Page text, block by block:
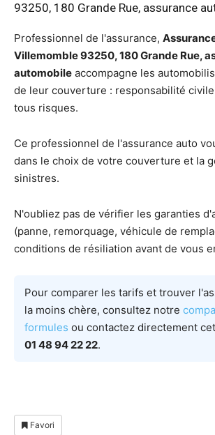
93250, 180 Grande Rue, assurance
Professionnel de l'assurance,
Villemomble 93250, 180 Grande Rue,
automobile accompagne les
de leur couverture : responsabilité
tous risques.
Ce professionnel de l'assurance auto
dans le choix de votre couverture et la
sinistres.
N'oubliez pas de vérifier les garanties
(panne, remorquage, véhicule de
conditions de résiliation avant de vous
Pour comparer les tarifs et trouver
la moins chère, consultez notre
formules ou contactez directement
01 48 94 22 22.
Favori